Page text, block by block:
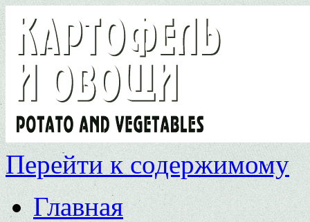
Перейти к содержимому
Главная